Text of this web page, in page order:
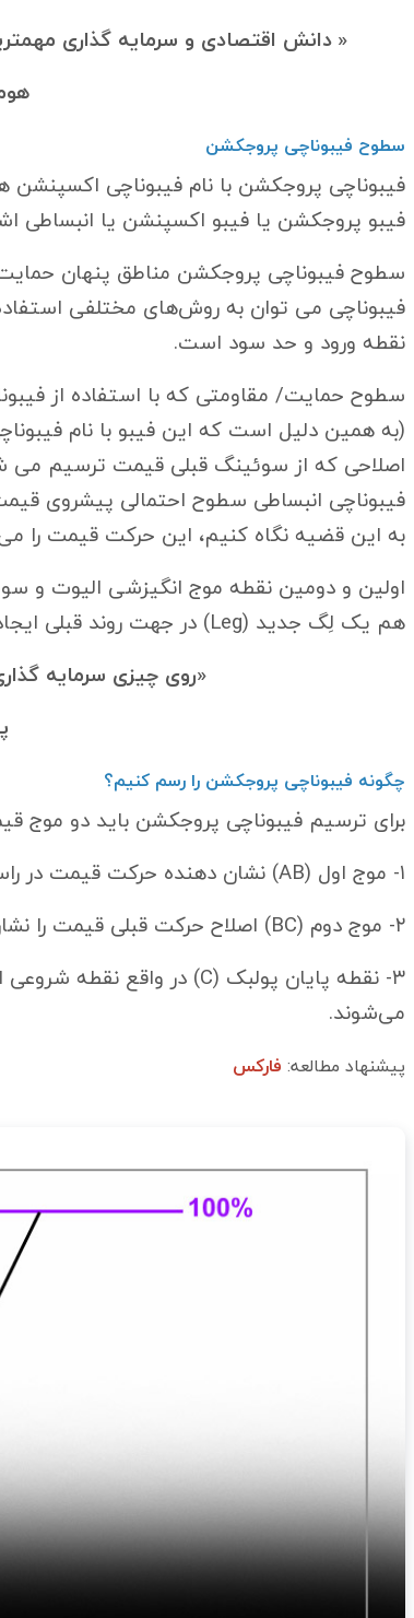
«دانش اقتصادی و سرمایه گذاری
سطوح فیبوناچی پروجکشن
فیبوناچی پروجکشن با نام فیبوناچی
فیبو پروجکشن یا فیبو اکسپنشن یا انبساطی
سطوح فیبوناچی پروجکشن مناطق پنهان
فیبوناچی می توان به روش‌های مختلفی
نقطه ورود و حد سود است.
سطوح حمایت/ مقاومتی که با استفاده از
(به همین دلیل است که این فیبو با نام
اصلاحی که از سوئینگ قبلی قیمت ترسیم می
فیبوناچی انبساطی سطوح احتمالی پیشروی
به این قضیه نگاه کنیم، این حرکت قیمت را
اولین و دومین نقطه موج انگیزشی الیوت و
هم یک لِگ جدید (Leg) در جهت روند قبلی
«روی چیزی سرمایه
چگونه فیبوناچی پروجکشن را رسم کنیم؟
برای ترسیم فیبوناچی پروجکشن باید دو موج
۱- موج اول (
AB) نشان دهنده حرکت قیمت در
۲- موج دوم (
BC) اصلاح حرکت قبلی قیمت را
۳- نقطه پایان پولبک (
C) در واقع نقطه
می‌شوند.
پیشنهاد مطالعه: فارکس